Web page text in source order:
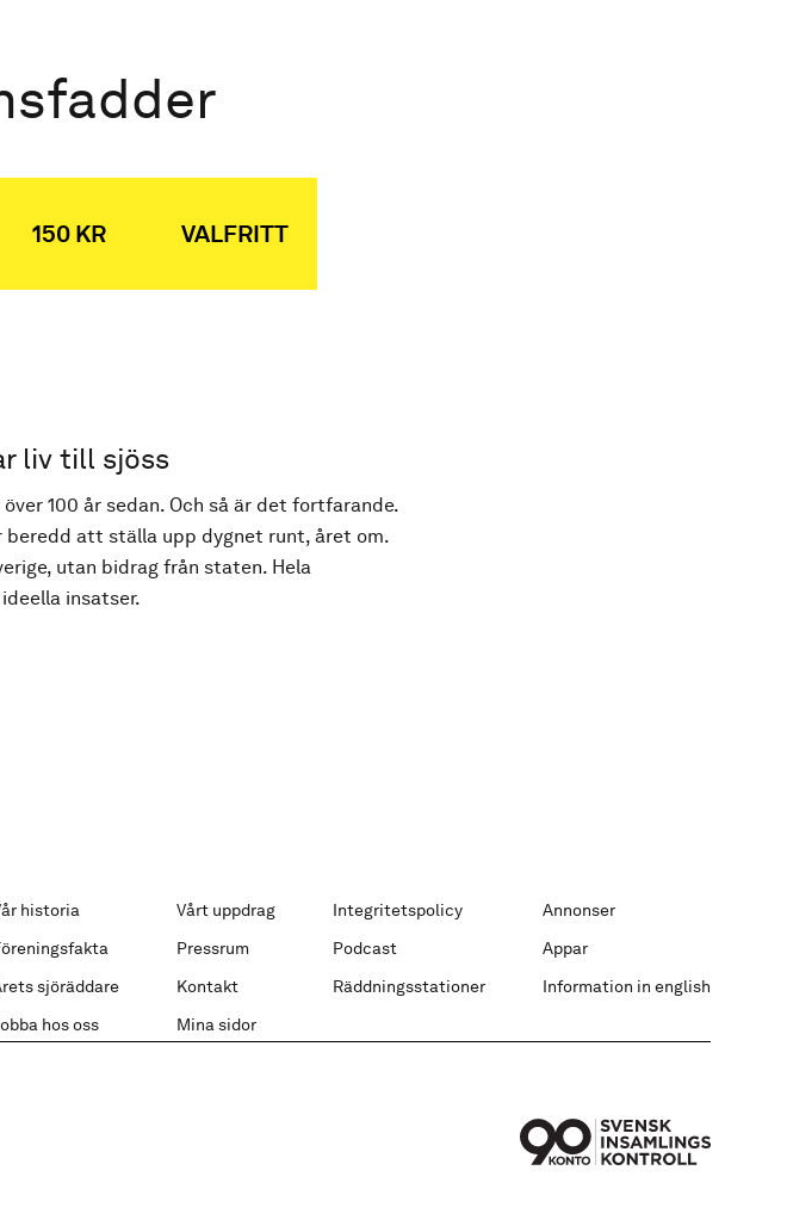
150 KR VALFRITT
liv till sjöss
100 år sedan. Och så är det fortfarande.
att ställa upp dygnet runt, året om.
utan bidrag från staten. Hela
insatser.
historia Vårt uppdrag Integritetspolicy
Annonser
Pressrum Podcast
Appar
sjöräddare
Kontakt Räddningsstationer
Information in english
hos oss
Mina sidor